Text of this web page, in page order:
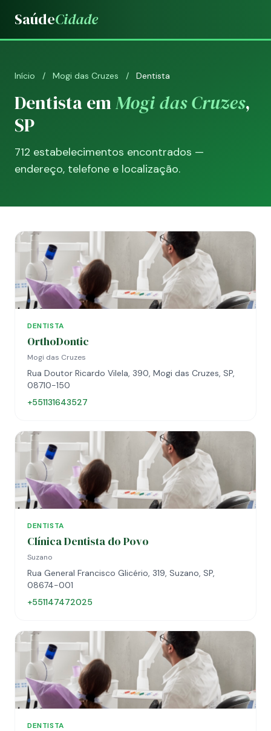
SaúdeCidade
Início / Mogi das Cruzes / Dentista
Dentista emMogi das Cruzes,
SP
712 estabelecimentos encontrados —
endereço, telefone e localização.
DENTISTA
OrthoDontic
Mogi das Cruzes
Rua Doutor Ricardo Vilela, 390, Mogi das Cruzes, SP,
08710-150
+551131643527
DENTISTA
Clínica Dentista do Povo
Suzano
Rua General Francisco Glicério, 319, Suzano, SP,
08674-001
+551147472025
DENTISTA